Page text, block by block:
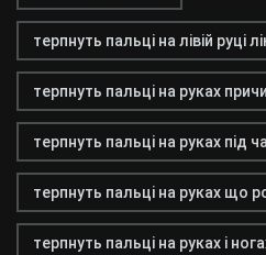
терпнуть пальці на лівій руці
терпнуть пальці на руках
терпнуть пальці на руках під
терпнуть пальці на руках що
терпнуть пальці на руках і